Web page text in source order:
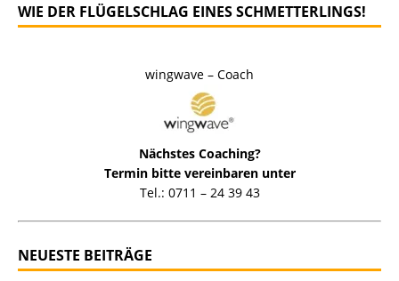
WIE DER FLÜGELSCHLAG EINES SCHMETTERLINGS!
wingwave – Coach
Nächstes Coaching?
Termin bitte vereinbaren unter
Tel.: 0711 – 24 39 43
NEUESTE BEITRÄGE